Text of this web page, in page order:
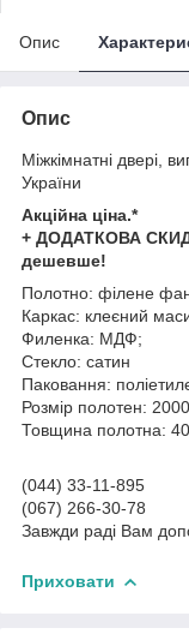
Опис
Опис
Міжкімнатні двері,
України
Акційна ціна.*
+ ДОДАТКОВА
дешевше!
Полотно: філене
Каркас: клеєний
Филенка: МДФ;
Стекло: сатин
Паковання:
Розмір полотен:
Товщина полотна:
(044) 33-11-895
(067) 266-30-78
Завжди раді Вам
Приховати